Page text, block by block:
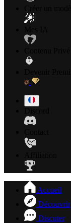
Accueil
Découvrir
Discuter